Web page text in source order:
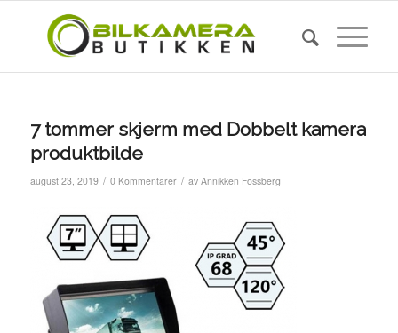
7 tommer skjerm med Dobbelt kamera
produktbilde
august 23, 2019 / 0 Kommentarer / av Annikken Fossberg